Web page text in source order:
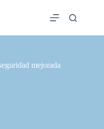
mejorada